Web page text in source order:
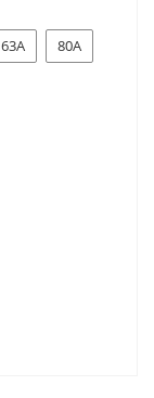
63A 80A